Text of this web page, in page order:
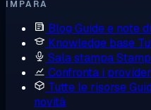
IMPARA
Blog Guide e note
Knowledge base
Sala stampa
Confronta i provider
Tutte le risorse
novità